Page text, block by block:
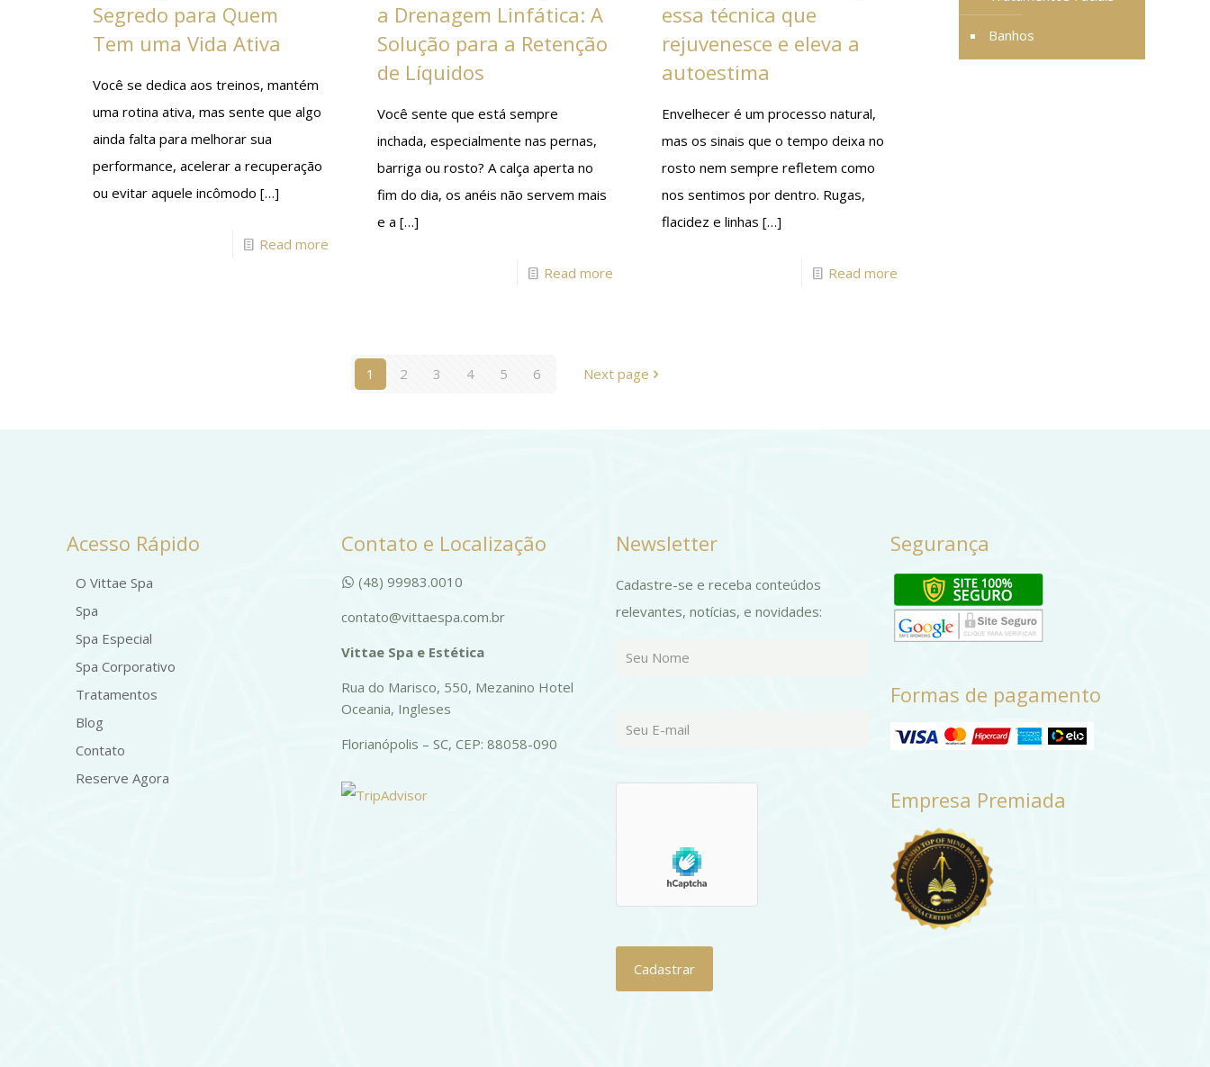
Segredo para Quem
Tem uma Vida Ativa
Você se dedica aos treinos, mantém
uma rotina ativa, mas sente que algo
ainda falta para melhorar sua
performance, acelerar a recuperação
ou evitar aquele incômodo […]
Read more
a Drenagem Linfática: A
Solução para a Retenção
de Líquidos
Você sente que está sempre
inchada, especialmente nas pernas,
barriga ou rosto? A calça aperta no
fim do dia, os anéis não servem mais
e a […]
Read more
essa técnica que
rejuvenesce e eleva a
autoestima
Envelhecer é um processo natural,
mas os sinais que o tempo deixa no
rosto nem sempre refletem como
nos sentimos por dentro. Rugas,
flacidez e linhas […]
Read more
1 2 3 4 5 6 Next page
Banhos
Acesso Rápido
O Vittae Spa
Spa
Spa Especial
Spa Corporativo
Tratamentos
Blog
Contato
Reserve Agora
Contato e Localização
(48) 99983.0010
contato@vittaespa.com.br
Vittae Spa e Estética
Rua do Marisco, 550, Mezanino Hotel
Oceania, Ingleses
Florianópolis – SC, CEP: 88058-090
Newsletter
Cadastre-se e receba conteúdos
relevantes, notícias, e novidades:
Segurança
Formas de pagamento
Empresa Premiada